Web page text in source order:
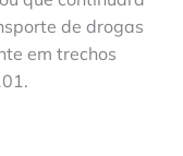
de drogas
em trechos